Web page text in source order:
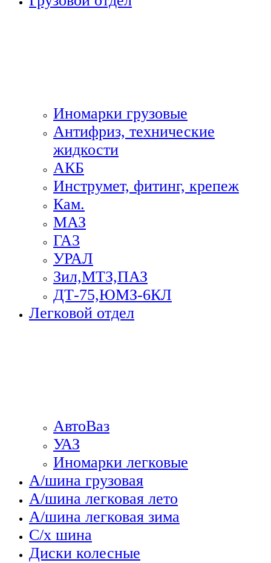
Иномарки грузовые
Антифриз, технические
жидкости
АКБ
Инструмет, фитинг, крепеж
Кам.
МАЗ
ГА3
УРАЛ
Зил,МТЗ,ПАЗ
ДТ-75,ЮМЗ-6КЛ
Легковой отдел
АвтоВаз
УАЗ
Иномарки легковые
А/шина грузовая
А/шина легковая лето
А/шина легковая зима
С/х шина
Диски колесные